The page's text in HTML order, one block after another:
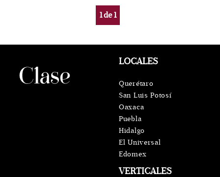
1de1
VERTICALES
LOCALES
Querétaro
San Luis Potosí
Oaxaca
Puebla
Hidalgo
El Universal
Edomex